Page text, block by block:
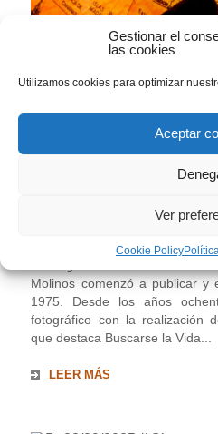
Gestionar el
las cookies
Utilizamos cookies para optimizar
Aceptar
Ver
Cookie Policy
fotógrafo Roberto
ARTE
Roberto Molinos Guzmán y
Molinos comenzó a publicar y
1975. Desde los años
fotográfico con la realización
que destaca Buscarse la Vida...
LEER MÁS